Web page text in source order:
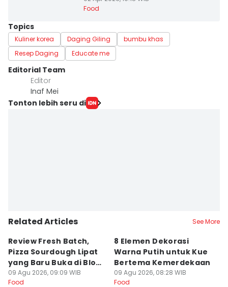
Food
Topics
Kuliner korea Daging Giling
bumbu khas
Resep Daging
Educate me
Editorial Team
Editor
Inaf Mei
Tonton lebih seru di
Related Articles See More
Review Fresh Batch,
Pizza Sourdough Lipat
yang Baru Buka di Blok
M
09 Agu 2026, 09:09 WIB
Food
8 Elemen Dekorasi
Warna Putih untuk Kue
Bertema Kemerdekaan
09 Agu 2026, 08:28 WIB
Food